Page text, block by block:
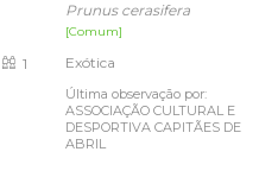
1
Prunus cerasifera
[Comum]
Exótica
Última observação por:
ASSOCIAÇÃO CULTURAL E
DESPORTIVA CAPITÃES DE
ABRIL